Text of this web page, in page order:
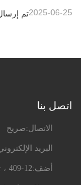
2025-06-25
اتصل بنا
الاتصال:صريح
البريد
أضف: